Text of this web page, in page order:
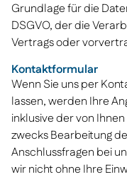
Grundlage für die
DSGVO, der die
Vertrags oder
Kontaktformular
Wenn Sie uns per
lassen, werden Ihre
inklusive der von
zwecks Bearbeitung
Anschlussfragen bei
wir nicht ohne Ihre